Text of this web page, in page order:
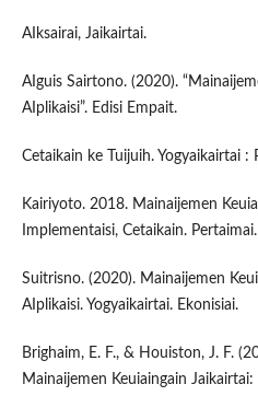
AIksairai, Jaikairtai.
AIguis Sairtono. (2020).
AIplikaisi”. Edisi Empait.
Cetaikain ke Tuijuih. Yogyaikairtai :
Kairiyoto. 2018. Mainaijemen
Implementaisi, Cetaikain.
Suitrisno. (2020). Mainaijemen
AIplikaisi. Yogyaikairtai. Ekonisiai.
Brighaim, E. F., & Houiston, J. F.
Mainaijemen Keuiaingain